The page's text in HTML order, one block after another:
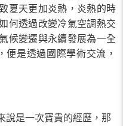
夏天更加炎熱，炎熱的時
何透過改變冷氣空調熱交
候變遷與永續發展為一全
便是透過國際學術交流，
說是一次寶貴的經歷，那